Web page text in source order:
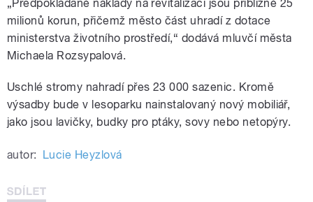
„Předpokládané náklady na revitalizaci jsou přibližně 25
milionů korun, přičemž město část uhradí z dotace
ministerstva životního prostředí,“ dodává mluvčí města
Michaela Rozsypalová.
Uschlé stromy nahradí přes 23 000 sazenic. Kromě
výsadby bude v lesoparku nainstalovaný nový mobiliář,
jako jsou lavičky, budky pro ptáky, sovy nebo netopýry.
autor: Lucie Heyzlová